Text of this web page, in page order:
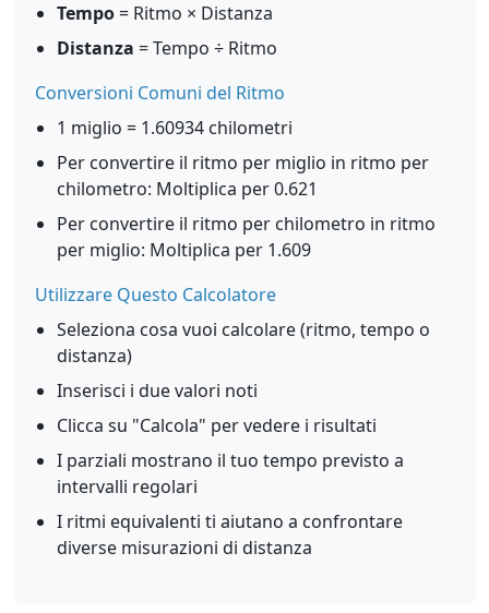
Tempo= Ritmo × Distanza
Distanza = Tempo ÷ Ritmo
Conversioni Comuni del Ritmo
1 miglio = 1.60934 chilometri
Per convertire il ritmo per miglio in ritmo per
chilometro: Moltiplica per 0.621
Per convertire il ritmo per chilometro in ritmo
per miglio: Moltiplica per 1.609
Utilizzare Questo Calcolatore
Seleziona cosa vuoi calcolare (ritmo, tempo o
distanza)
Inserisci i due valori noti
Clicca su "Calcola" per vedere i risultati
I parziali mostrano il tuo tempo previsto a
intervalli regolari
I ritmi equivalenti ti aiutano a confrontare
diverse misurazioni di distanza